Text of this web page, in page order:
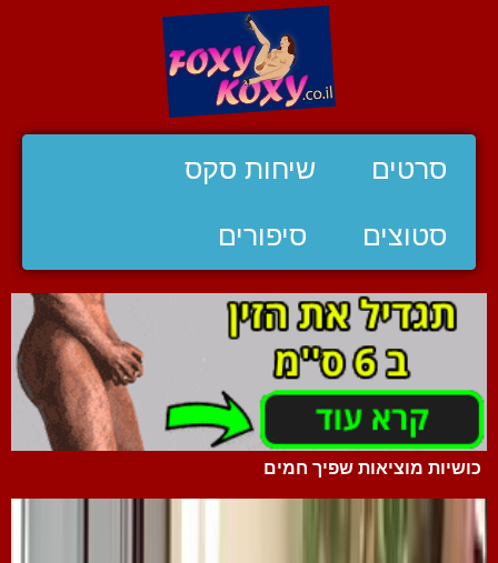
סרטים שיחות סקס
סטוצים סיפורים
כושיות מוציאות שפיך חמים